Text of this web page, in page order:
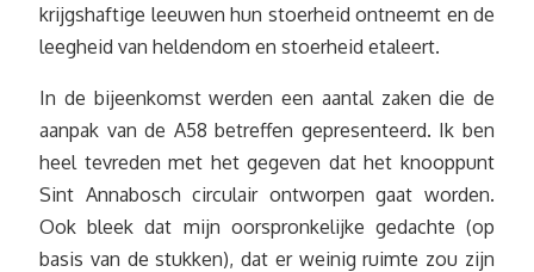
krijgshaftige leeuwen hun stoerheid ontneemt en de
leegheid van heldendom en stoerheid etaleert.
In de bijeenkomst werden een aantal zaken die de
aanpak van de A58 betreffen gepresenteerd. Ik ben
heel tevreden met het gegeven dat het knooppunt
Sint Annabosch circulair ontworpen gaat worden.
Ook bleek dat mijn oorspronkelijke gedachte (op
basis van de stukken), dat er weinig ruimte zou zijn